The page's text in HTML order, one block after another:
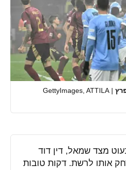
|
GettyImages, ATTILA
מצד שמאל, דין דוד
אותו לרשת. דקות טובות